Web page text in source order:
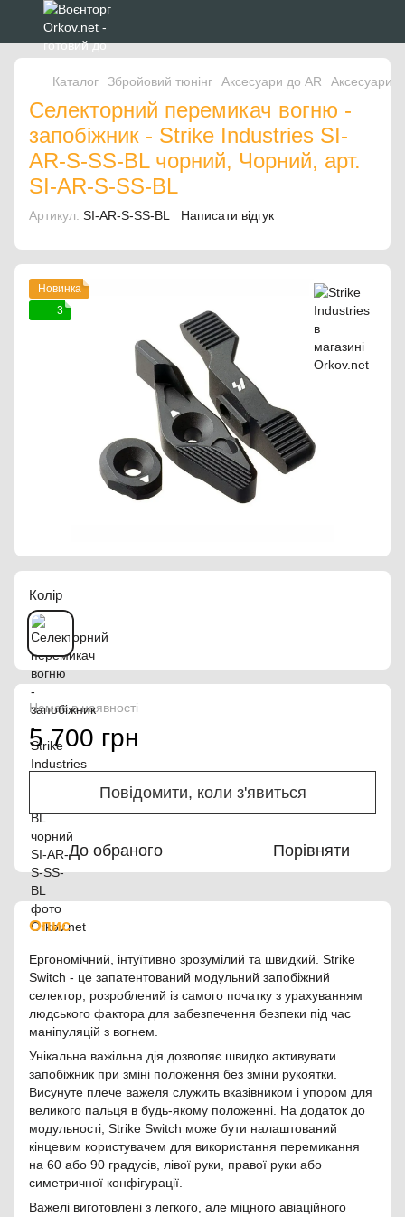
Каталог Збройовий тюнінг Аксесуари до AR Аксесуари
Селекторний перемикач вогню -
запобіжник - Strike Industries SI-
AR-S-SS-BL чорний, Чорний, арт.
SI-AR-S-SS-BL
Артикул: SI-AR-S-SS-BL Написати відгук
Новинка
3
Колір
Немає в наявності
5 700 грн
Повідомити, коли з'явиться
До обраного Порівняти
Опис
Ергономічний, інтуїтивно зрозумілий та швидкий. Strike
Switch - це запатентований модульний запобіжний
селектор, розроблений із самого початку з урахуванням
людського фактора для забезпечення безпеки під час
маніпуляцій з вогнем.
Унікальна важільна дія дозволяє швидко активувати
запобіжник при зміні положення без зміни рукоятки.
Висунуте плече важеля служить вказівником і упором для
великого пальця в будь-якому положенні. На додаток до
модульності, Strike Switch може бути налаштований
кінцевим користувачем для використання перемикання
на 60 або 90 градусів, лівої руки, правої руки або
симетричної конфігурації.
Важелі виготовлені з легкого, але міцного авіаційного